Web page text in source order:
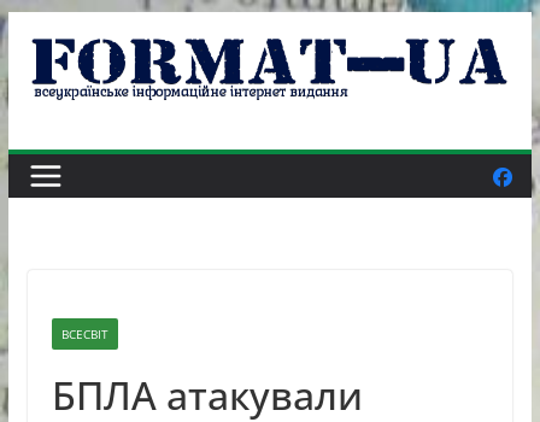
Skip
content
ВСЕСВІТ
БПЛА атакували